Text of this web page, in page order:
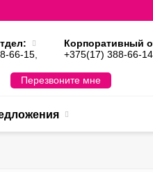
66-15,
Корпоративный
+375(17) 388-66-
Перезвоните мне